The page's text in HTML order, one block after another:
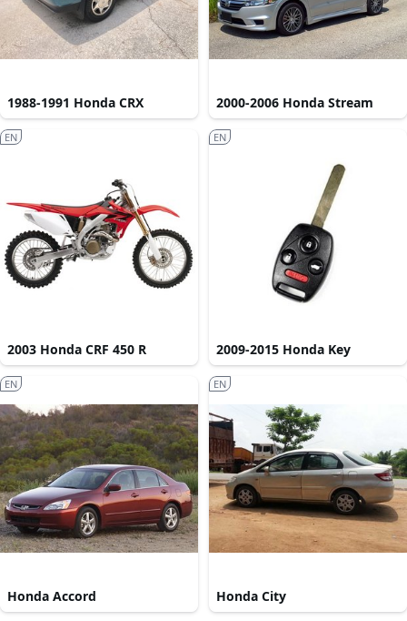
1988-1991 Honda CRX 2000-2006 Honda Stream
2003 Honda CRF 450 R
EN
2009-2015 Honda Key
EN
Honda Accord
EN
Honda City
EN